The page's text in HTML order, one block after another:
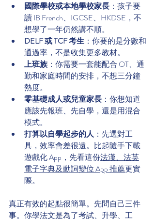
國際學校或本地學校家長 ：孩子要
讀 IB French、IGCSE、HKDSE，不
想學了一年仍然講不順。
DELF 或 TCF 考生 ：你要的是分數和
通過率，不是收集更多教材。
上班族：你需要一套能配合 OT、通
勤和家庭時間的安排，不想三分鐘
熱度。
零基礎成人或兒童家長 ：你想知道
應該先報班、先自學，還是用混合
模式。
打算以自學起步的人：先選對工
具，效率會差很遠。比起隨手下載
遊戲化 App，先看這份法漢、法英
電子字典及動詞變位 App 推薦更實
際。
真正有效的起點很簡單。先問自己三件
事。你學法文是為了考試、升學、工